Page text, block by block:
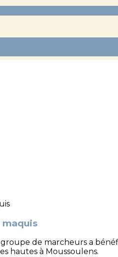
groupe de marcheurs a
hautes à Moussoulens.